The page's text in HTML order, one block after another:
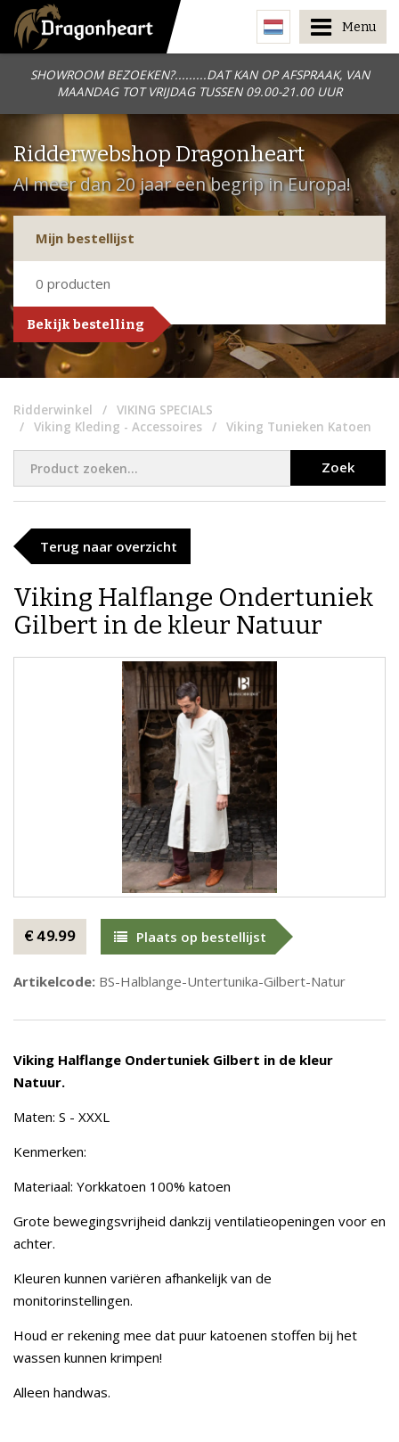
SHOWROOM BEZOEKEN?.........DAT KAN OP AFSPRAAK, VAN
MAANDAG TOT VRIJDAG TUSSEN 09.00-21.00 UUR
Menu
Ridderwebshop Dragonheart
Al meer dan 20 jaar een begrip in Europa!
Mijn bestellijst
0 producten
Bekijk bestelling
Ridderwinkel
VIKING SPECIALS
Viking Kleding - Accessoires
Viking Tunieken Katoen
Zoek
Terug naar overzicht
​Viking Halflange Ondertuniek
Gilbert in de kleur Natuur
€ 49.99 Plaats op bestellijst
Artikelcode: BS-Halblange-Untertunika-Gilbert-Natur
Viking Halflange Ondertuniek Gilbert in de kleur
Natuur.
Maten: S - XXXL
Kenmerken:
Materiaal: Yorkkatoen 100% katoen
Grote bewegingsvrijheid dankzij ventilatieopeningen voor en
achter.
Kleuren kunnen variëren afhankelijk van de
monitorinstellingen.
Houd er rekening mee dat puur katoenen stoffen bij het
wassen kunnen krimpen!
Alleen handwas.